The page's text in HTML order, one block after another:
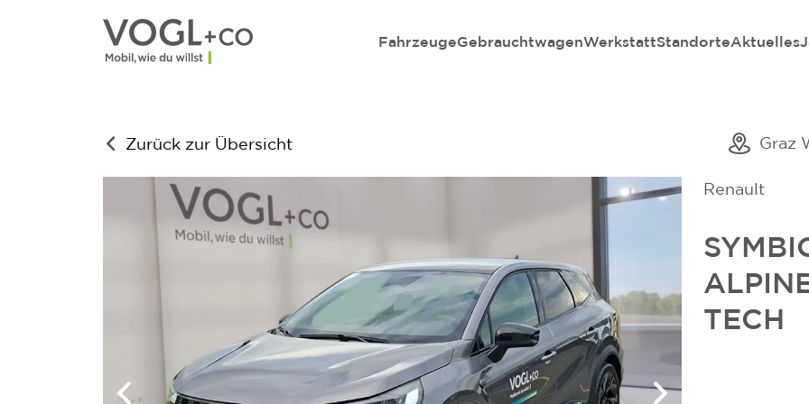
FahrzeugeGebrauchtwagenWerkstattStandorteAktuelles
Zurück zur Übersicht Graz
Renault
TECH